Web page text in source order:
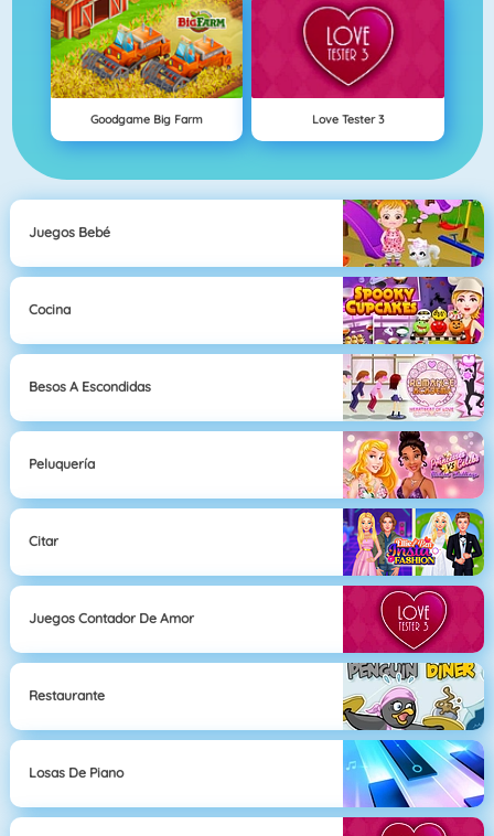
Goodgame Big Farm Love Tester 3
Juegos Bebé
Cocina
Besos A Escondidas
Peluquería
Citar
Juegos Contador De Amor
Restaurante
Losas De Piano